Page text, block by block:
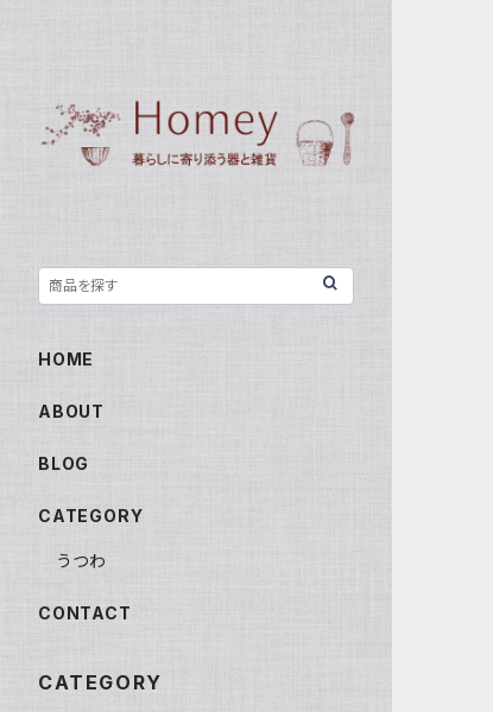
HOME
ABOUT
BLOG
CATEGORY
うつわ
CONTACT
CATEGORY